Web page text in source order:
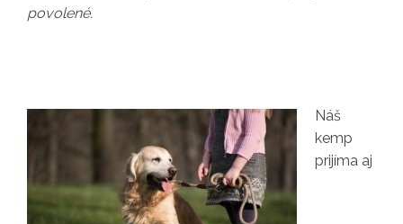
povolené.
Náš
kemp
prijíma aj